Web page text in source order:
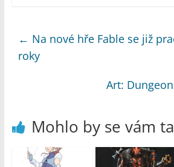
← Na nové hře Fable se již
roky
Art:
Mohlo by se vám